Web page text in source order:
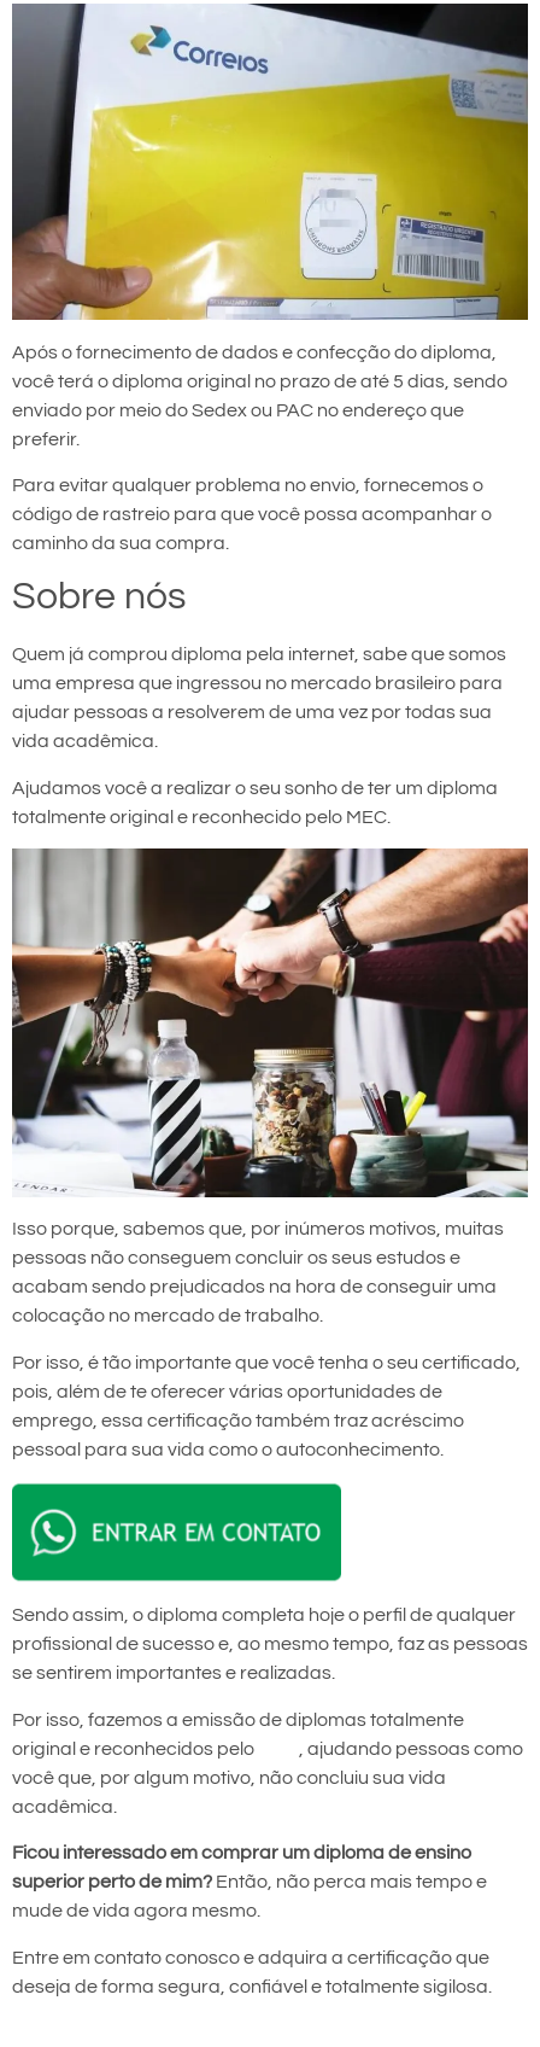
Após o fornecimento de dados e confecção do diploma,
você terá o diploma original no prazo de até 5 dias, sendo
enviado por meio do Sedex ou PAC no endereço que
preferir.
Para evitar qualquer problema no envio, fornecemos o
código de rastreio para que você possa acompanhar o
caminho da sua compra.
Sobre nós
Quem já comprou diploma pela internet, sabe que somos
uma empresa que ingressou no mercado brasileiro para
ajudar pessoas a resolverem de uma vez por todas sua
vida acadêmica.
Ajudamos você a realizar o seu sonho de ter um diploma
totalmente original e reconhecido pelo MEC.
Isso porque, sabemos que, por inúmeros motivos, muitas
pessoas não conseguem concluir os seus estudos e
acabam sendo prejudicados na hora de conseguir uma
colocação no mercado de trabalho.
Por isso, é tão importante que você tenha o seu certificado,
pois, além de te oferecer várias oportunidades de
emprego, essa certificação também traz acréscimo
pessoal para sua vida como o autoconhecimento.
Sendo assim, o diploma completa hoje o perfil de qualquer
profissional de sucesso e, ao mesmo tempo, faz as pessoas
se sentirem importantes e realizadas.
Por isso, fazemos a emissão de diplomas totalmente
original e reconhecidos pelo
, ajudando pessoas como
você que, por algum motivo, não concluiu sua vida
acadêmica.
Ficou interessado em comprar um diploma de ensino
superior perto de mim? Então, não perca mais tempo e
mude de vida agora mesmo.
Entre em contato conosco e adquira a certificação que
deseja de forma segura, confiável e totalmente sigilosa.